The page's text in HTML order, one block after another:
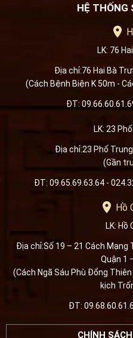
HỆ THỐNG
LK: 76
Địa chỉ:76 Hai Bà
(Cách Bệnh Biện K 50m -
ĐT:
LK: 23
Địa chỉ:23 Phố Trung
(Gần
ĐT: 09.65.69.63.64 -
Hồ
LK: Hồ
Địa chỉ:Số 19 – 21 Cách
Quận 1
(Cách Ngã Sáu Phù Đổng
kịch
ĐT:
CHÍNH